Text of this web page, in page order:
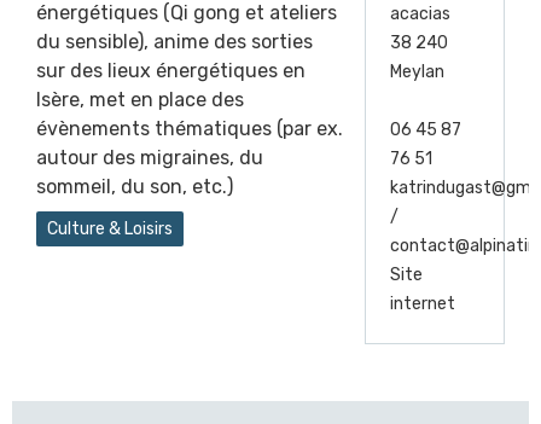
énergétiques (Qi gong et ateliers
du sensible), anime des sorties
sur des lieux énergétiques en
Isère, met en place des
évènements thématiques (par ex.
autour des migraines, du
sommeil, du son, etc.)
Culture & Loisirs
acacias
38 240
Meylan
06 45 87
76 51
/
Site
internet